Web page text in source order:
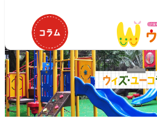
コ
ン
テ
ン
ツ